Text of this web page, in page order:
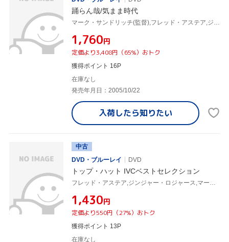
踊らん哉/気まま時代
¥1,760円
定価より3,408円（65%）おトク
獲得ポイント 16P
在庫なし
発売年月日：2005/10/22
入荷したら知りたい
中古
DVD・ブルーレイ
DVD
トップ・ハット IVCベストセレクション
¥1,430円
定価より550円（27%）おトク
獲得ポイント 13P
在庫なし